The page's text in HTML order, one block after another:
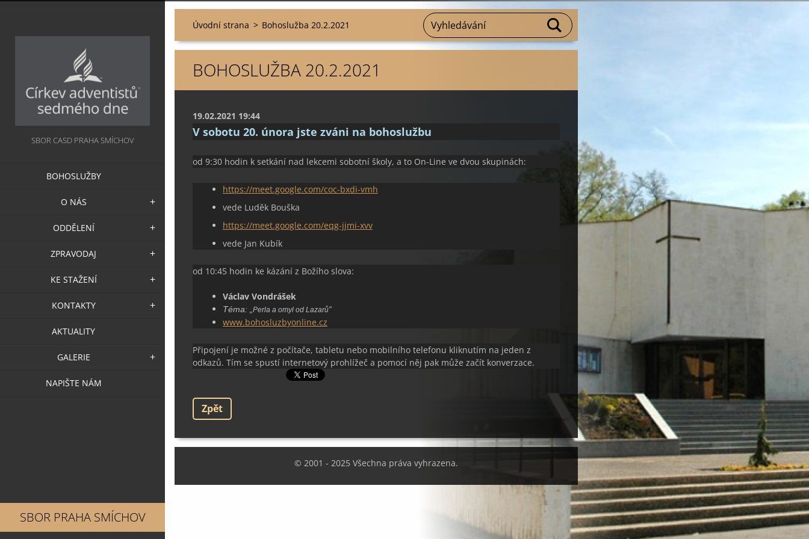
SBOR CASD PRAHA SMÍCHOV
BOHOSLUŽBY
O NÁS
ODDĚLENÍ
ZPRAVODAJ
KE STAŽENÍ
KONTAKTY
AKTUALITY
GALERIE
NAPIŠTE NÁM
SBOR PRAHA SMÍCHOV
Úvodní strana > Bohoslužba 20.2.2021
BOHOSLUŽBA 20.2.2021
19.02.2021 19:44
V sobotu 20. února jste zváni na bohoslužbu
od 9:30 hodin k setkání nad lekcemi sobotní školy, a to On-Line ve dvou skupinách:
https://meet.google.com/coc-bxdi-vmh
vede Luděk Bouška
https://meet.google.com/eqg-jjmi-xvv
vede Jan Kubík
od 10:45 hodin ke kázání z Božího slova:
Václav Vondrášek
Téma: Perla a omyl od Lazarů“
www.bohosluzbyonline.cz
Připojení je možné z počítače, tabletu nebo mobilního telefonu kliknutím na jeden z
odkazů. Tím se spustí internetový prohlížeč a pomocí něj pak může začít konverzace.
Zpět
© 2001 - 2025 Všechna práva vyhrazena.